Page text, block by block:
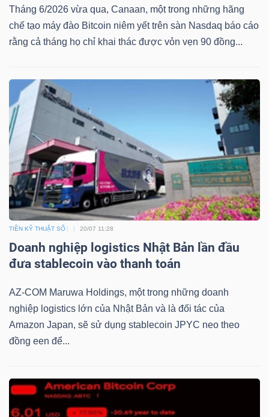
Tháng 6/2026 vừa qua, Canaan, một trong những hãng
chế tạo máy đào Bitcoin niêm yết trên sàn Nasdaq báo cáo
rằng cả tháng họ chỉ khai thác được vỏn vẹn 90 đồng...
TIỀN KỸ THUẬT SỐ 20/07 11:28
Doanh nghiệp logistics Nhật Bản lần đầu
đưa stablecoin vào thanh toán
AZ-COM Maruwa Holdings, một trong những doanh
nghiệp logistics lớn của Nhật Bản và là đối tác của
Amazon Japan, sẽ sử dụng stablecoin JPYC neo theo
đồng een để...
CÔNG
TIN
DỊCH
VỤ
TRUYỀN
THÔNG
TIỆN
ÍCH
BẤT
ĐỘNG
SẢN